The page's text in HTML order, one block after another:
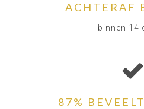
ACHTERAF
binnen 14
87%